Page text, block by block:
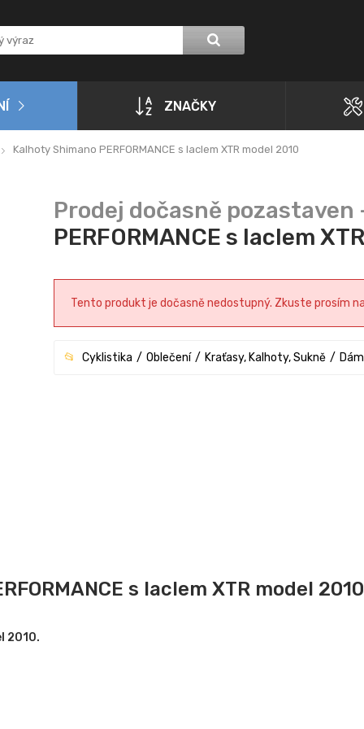
ZNAČKY
Kalhoty Shimano PERFORMANCE s laclem XTR model 2010
PERFORMANCE s laclem
Tento produkt je dočasně nedostupný. Zkuste prosím
Cyklistika Oblečení Kraťasy, Kalhoty, Sukně
s laclem XTR model 2010
2010.